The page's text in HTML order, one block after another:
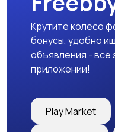
Крутите колесо
бонусы, удобно
объявления -
приложении!
Play Market